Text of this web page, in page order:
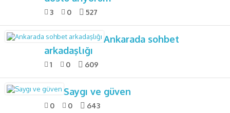
3 0 527
Ankarada sohbet
arkadaşlığı
1 0 609
Saygı ve güven
0 0 643